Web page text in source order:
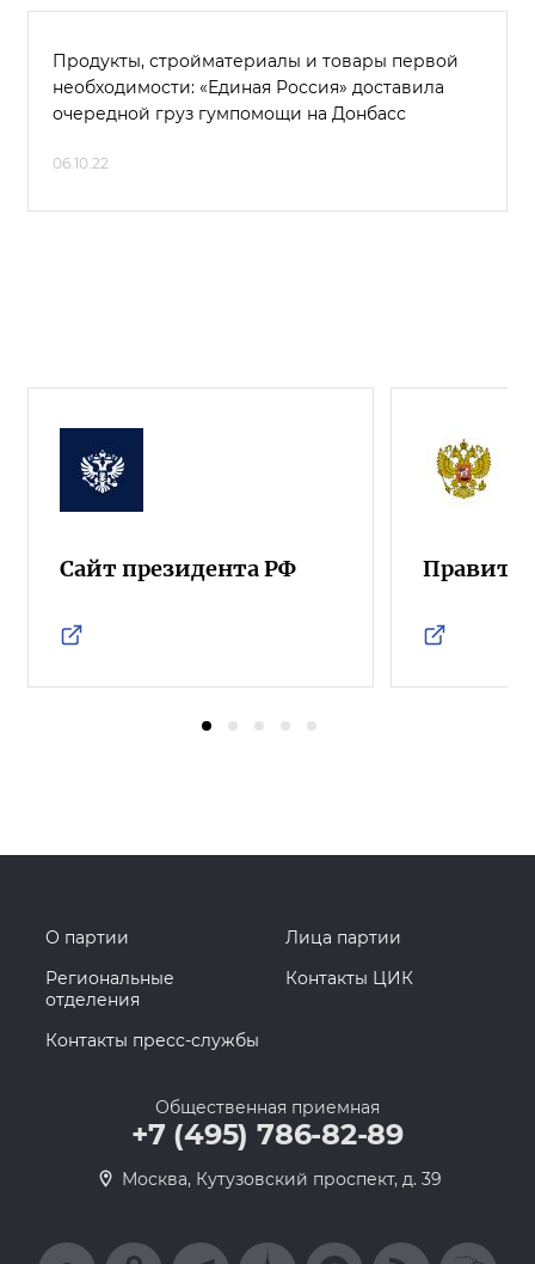
Продукты, стройматериалы и товары первой
необходимости: «Единая Россия» доставила
очередной груз гумпомощи на Донбасс
06.10.22
Сайт президента РФ
О партии
Лица партии
Региональные
отделения
Контакты ЦИК
Контакты пресс-службы
Общественная приемная
+7 (495) 786-82-89
Москва, Кутузовский проспект, д. 39